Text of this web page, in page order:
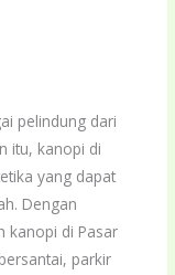
pelindung dari
itu, kanopi di
yang dapat
Dengan
kanopi di Pasar
parkir